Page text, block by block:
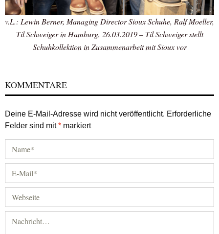
v.L.: Lewin Berner, Managing Director Sioux Schuhe, Ralf Moeller,
Til Schweiger in Hamburg, 26.03.2019 – Til Schweiger stellt
Schuhkollektion in Zusammenarbeit mit Sioux vor
KOMMENTARE
Deine E-Mail-Adresse wird nicht veröffentlicht. Erforderliche
Felder sind mit* markiert